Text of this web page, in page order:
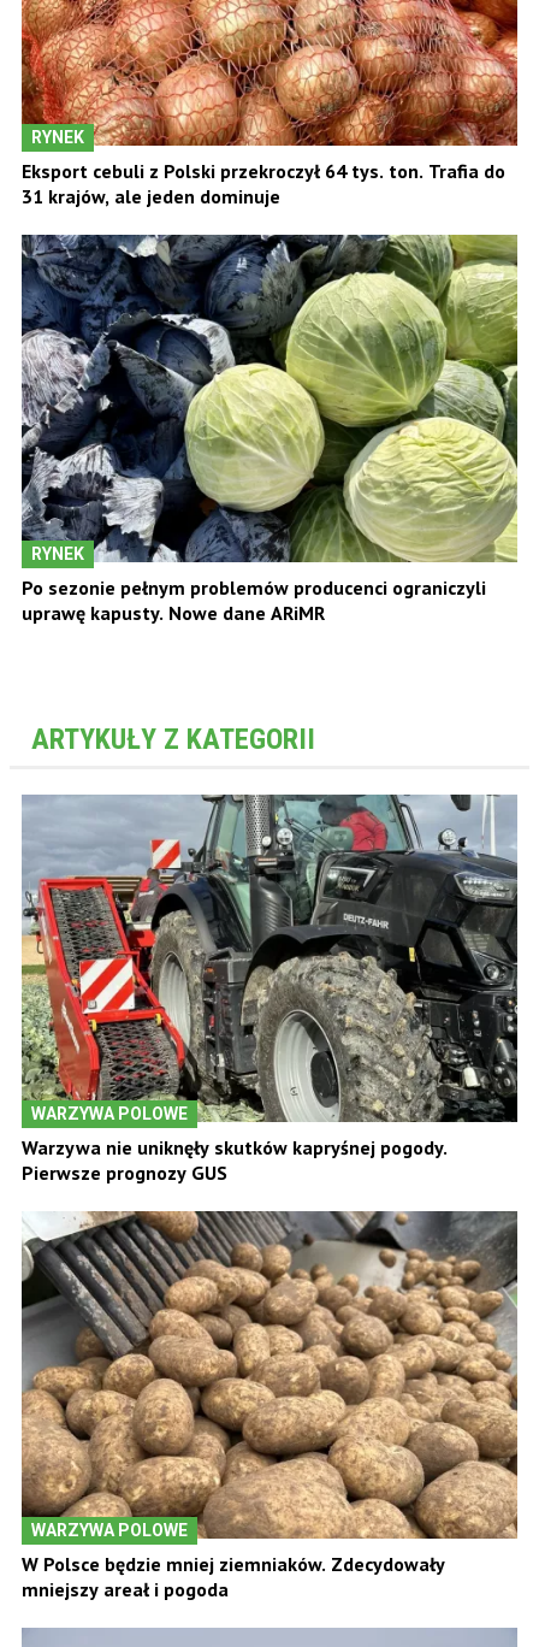
RYNEK
Eksport cebuli z Polski przekroczył 64 tys. ton. Trafia do
31 krajów, ale jeden dominuje
RYNEK
Po sezonie pełnym problemów producenci ograniczyli
uprawę kapusty. Nowe dane ARiMR
ARTYKUŁY Z KATEGORII
WARZYWA POLOWE
Warzywa nie uniknęły skutków kapryśnej pogody.
Pierwsze prognozy GUS
WARZYWA POLOWE
W Polsce będzie mniej ziemniaków. Zdecydowały
mniejszy areał i pogoda